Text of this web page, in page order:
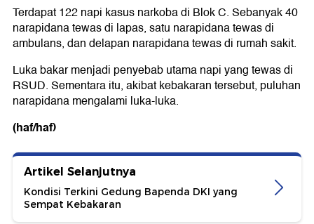
Terdapat 122 napi kasus narkoba di Blok C. Sebanyak 40
narapidana tewas di lapas, satu narapidana tewas di
ambulans, dan delapan narapidana tewas di rumah sakit.
Luka bakar menjadi penyebab utama napi yang tewas di
RSUD. Sementara itu, akibat kebakaran tersebut, puluhan
narapidana mengalami luka-luka.
(haf/haf)
Artikel Selanjutnya
Kondisi Terkini Gedung Bapenda DKI yang
Sempat Kebakaran